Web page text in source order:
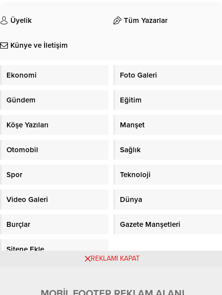
Üyelik Tüm Yazarlar
Künye ve İletişim
Ekonomi Foto Galeri
Gündem Eğitim
Köşe Yazıları Manşet
Otomobil Sağlık
Spor Teknoloji
Video Galeri Dünya
Burçlar Gazete Manşetleri
Sitene Ekle
REKLAMI KAPAT